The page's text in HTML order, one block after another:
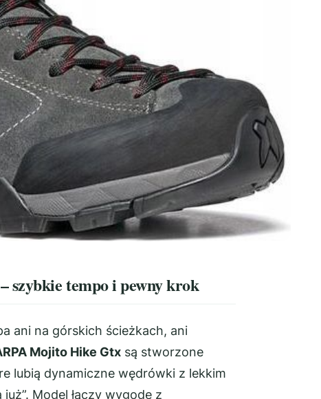
szybkie tempo i pewny krok
ani na górskich ścieżkach, ani
Mojito Hike Gtx są stworzone
lubią dynamiczne wędrówki z lekkim
Model łączy wygodę z